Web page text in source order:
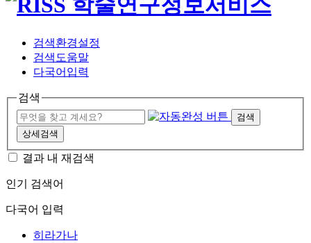
검색환경설정
검색도움말
다국어입력
검색
검색
상세검색
결과 내 재검색
인기 검색어
다국어 입력
히라가나